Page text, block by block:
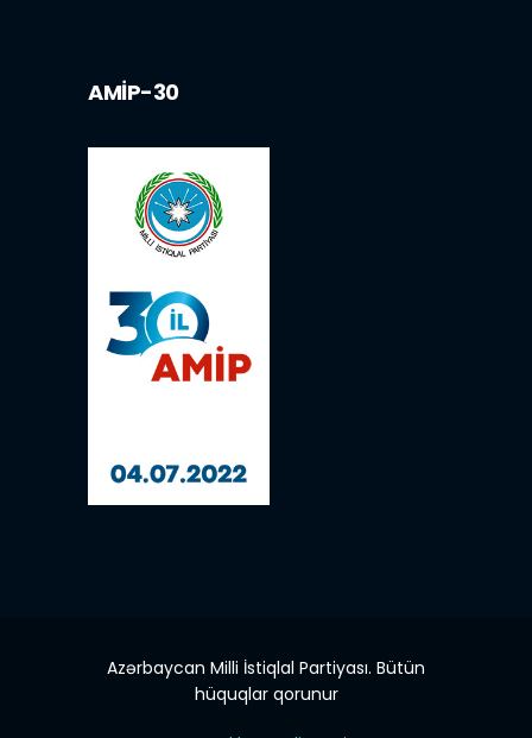
AMİP-30
Azərbaycan Milli İstiqlal Partiyası. Bütün
hüquqlar qorunur